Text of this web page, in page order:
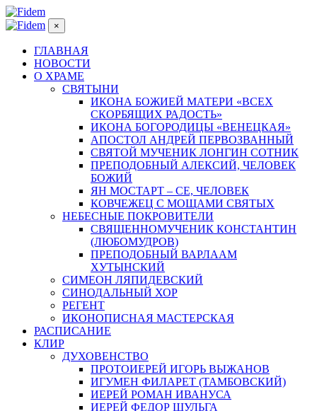
×
ГЛАВНАЯ
НОВОСТИ
О ХРАМЕ
СВЯТЫНИ
ИКОНА БОЖИЕЙ МАТЕРИ «ВСЕХ
СКОРБЯЩИХ РАДОСТЬ»
ИКОНА БОГОРОДИЦЫ «ВЕНЕЦКАЯ»
АПОСТОЛ АНДРЕЙ ПЕРВОЗВАННЫЙ
СВЯТОЙ МУЧЕНИК ЛОНГИН СОТНИК
ПРЕПОДОБНЫЙ АЛЕКСИЙ, ЧЕЛОВЕК
БОЖИЙ
ЯН МОСТАРТ – СЕ, ЧЕЛОВЕК
КОВЧЕЖЕЦ С МОЩАМИ СВЯТЫХ
НЕБЕСНЫЕ ПОКРОВИТЕЛИ
СВЯЩЕННОМУЧЕНИК КОНСТАНТИН
(ЛЮБОМУДРОВ)
ПРЕПОДОБНЫЙ ВАРЛААМ
ХУТЫНСКИЙ
СИМЕОН ЛЯПИДЕВСКИЙ
СИНОДАЛЬНЫЙ ХОР
РЕГЕНТ
ИКОНОПИСНАЯ МАСТЕРСКАЯ
РАСПИСАНИЕ
КЛИР
ДУХОВЕНСТВО
ПРОТОИЕРЕЙ ИГОРЬ ВЫЖАНОВ
ИГУМЕН ФИЛАРЕТ (ТАМБОВСКИЙ)
ИЕРЕЙ РОМАН ИВАНУСА
ИЕРЕЙ ФЕДОР ШУЛЬГА